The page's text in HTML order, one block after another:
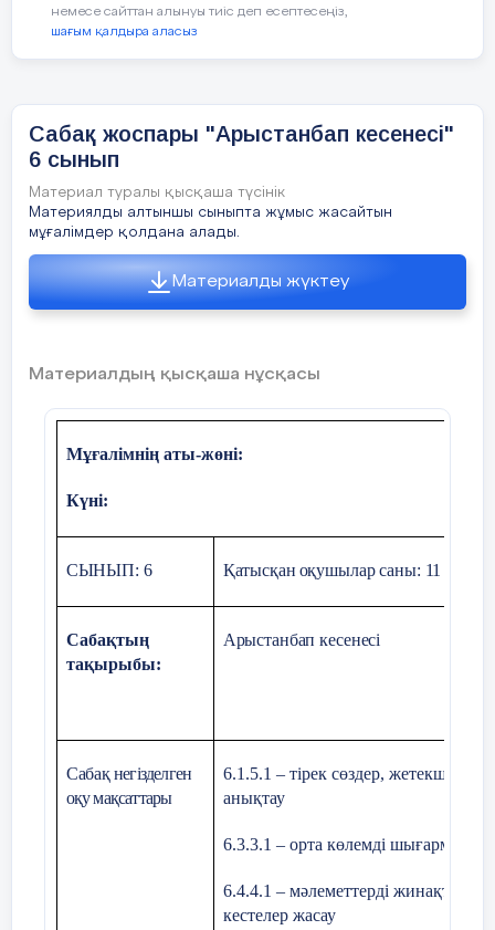
Сабақтың басы
тілеу тапсырылады. Содан
қатысушылар жұпқа бөлініп, бір-
қолынан алып, жаңағы өзіне
Үлгі: „Мен саған денсаулық
арқылы 2 топқа біріктіру.
4.Үй тапсырмасын пысықтау
Сабақтың ортасы 5-тапсырма. «Спираль»
немесе сайттан алынуы тиіс деп есептесеңіз,
шағым қалдыра аласыз
Сабақ жоспары "Арыстанбап кесенесі"
6 сынып
Материал туралы қысқаша түсінік
Материялды алтыншы сыныпта жұмыс жасайтын
мұғалімдер қолдана алады.
Материалды жүктеу
Материалдың қысқаша нұсқасы
Мұғалімнің аты-жөні:
Күні:
СЫНЫП: 6 Қатысқан оқушылар саны: 11
Сабақтың
тақырыбы:
Арыстанбап кесенесі
Сабақнегізделген
оқу мақсаттары
6.1.5.1 – тірек сөздер, жетекші
анықтау
6.3.3.1 – орта көлемді
6.4.4.1 – мәлеметтерді жинақтай
кестелер жасау